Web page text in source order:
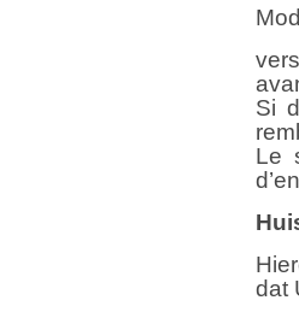
Si
Le
dat